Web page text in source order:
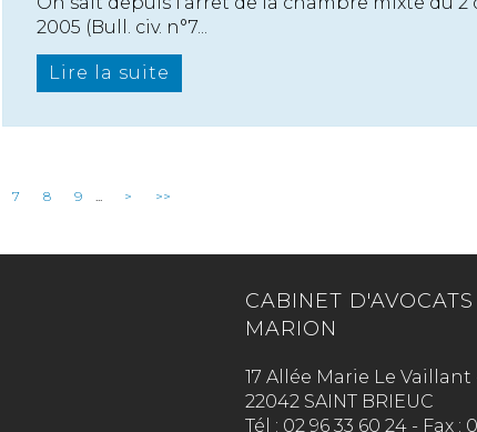
2005 (Bull. civ. n°7...
Lire la suite
7 8 9 ... > >>
CABINET
MARION
17 Allée Marie Le Vaillant
22042 SAINT BRIEUC
Tél : 02 96 33 60 24 - Fax :